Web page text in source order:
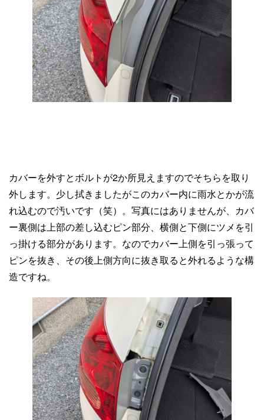
カバーを外すとボルトが2か所見えますのでそちらを取り
外します。少し拭きましたがこのカバー内に雨水とかが流
れ込むので汚いです（笑）。写真にはありませんが、カバ
ー裏側は上部の差し込むピン部分、横側と下側にツメを引
っ掛ける部分があります。なのでカバー上側を引っ張って
ピンを抜き、その後上側方向に抜き取ると外れるような構
造ですね。